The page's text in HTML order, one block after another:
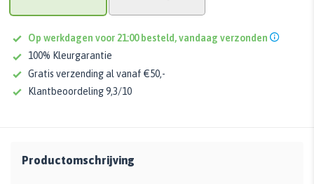
Op werkdagen voor 21:00 besteld, vandaag verzonden
100% Kleurgarantie
Gratis verzending al vanaf €50,-
Klantbeoordeling 9,3/10
Productomschrijving